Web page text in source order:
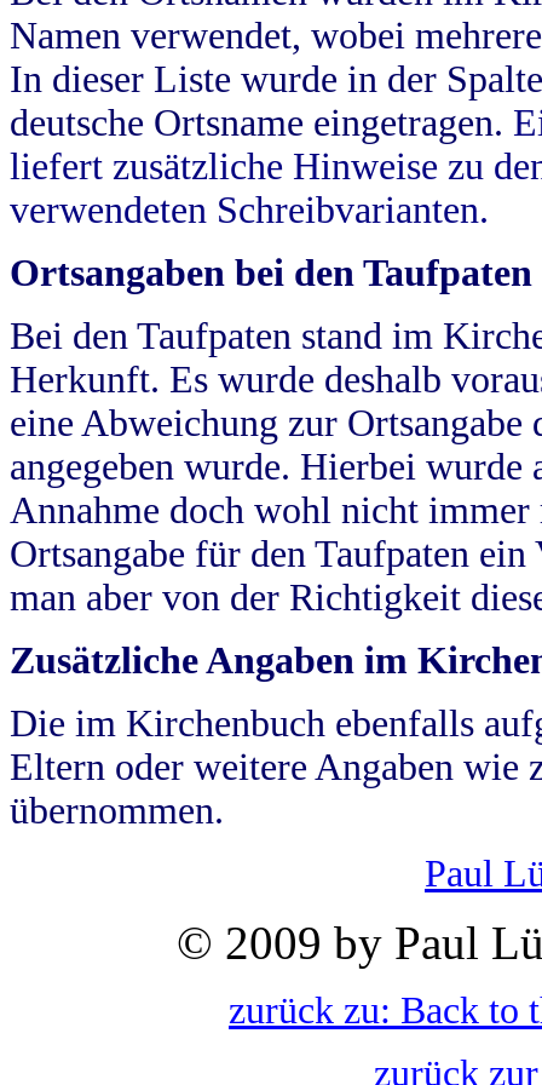
Namen verwendet, wobei
In dieser Liste wurde in der
deutsche Ortsname eingetragen.
liefert zusätzliche Hinweise zu
verwendeten Schreibvarianten.
Ortsangaben bei den Taufpaten
Bei den Taufpaten stand im
Herkunft. Es wurde deshalb
eine Abweichung zur
angegeben wurde. Hierbei wurde
Annahme doch wohl nicht
Ortsangabe für den Taufpaten
man aber von der Richtigkeit
Zusätzliche Angaben im
Die im Kirchenbuch ebenfalls
Eltern oder weitere Angaben wie
übernommen.
Paul
© 2009 by Paul
zurück zu: Back to
zurück